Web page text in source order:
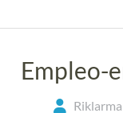
Empleo-
Riklarma